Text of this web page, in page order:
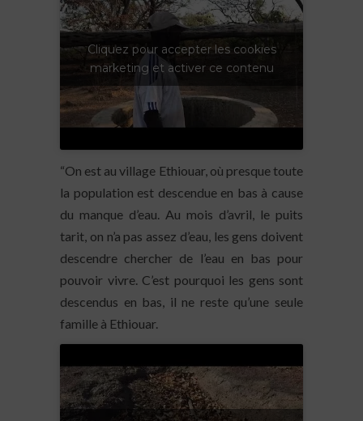
Cliquez pour accepter les cookies
marketing et activer ce contenu
“On est au village Ethiouar, où presque toute
la population est descendue en bas à cause
du manque d’eau. Au mois d’avril, le puits
tarit, on n’a pas assez d’eau, les gens doivent
descendre chercher de l’eau en bas pour
pouvoir vivre. C’est pourquoi les gens sont
descendus en bas, il ne reste qu’une seule
famille à Ethiouar.